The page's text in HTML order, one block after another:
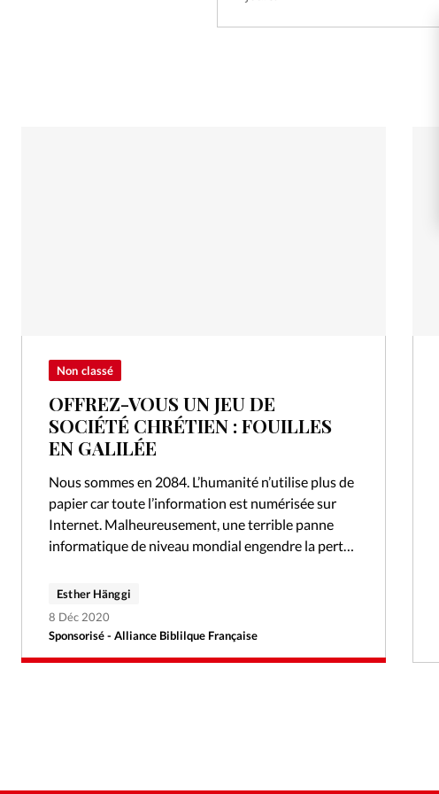
Non classé
OFFREZ-VOUS UN JEU DE
SOCIÉTÉ CHRÉTIEN : FOUILLES
EN GALILÉE
Nous sommes en 2084. L’humanité n’utilise plus de
papier car toute l’information est numérisée sur
Internet. Malheureusement, une terrible panne
informatique de niveau mondial engendre la perte
Sponsorisé - Alliance Biblilque Française
Esther Hänggi
8 Déc 2020